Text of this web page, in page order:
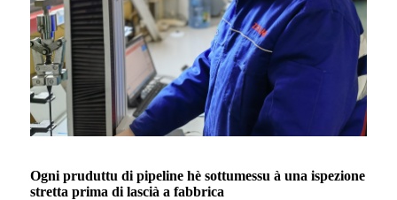
Ogni pruduttu di pipeline hè sottumessu à una ispezione
stretta prima di lascià a fabbrica